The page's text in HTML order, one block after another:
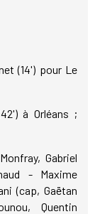
(14') pour Le
à Orléans ;
Gabriel
- Maxime
(cap, Gaëtan
Quentin